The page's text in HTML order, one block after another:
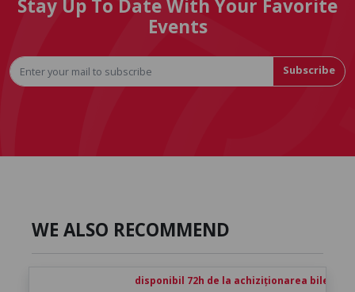
Stay Up To Date With Your Favorite
Events
Subscribe
WE ALSO RECOMMEND
disponibil 72h de la achiziționarea biletului